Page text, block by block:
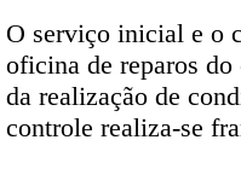
O serviço inicial e o
oficina de reparos
da realização de
controle realiza-se